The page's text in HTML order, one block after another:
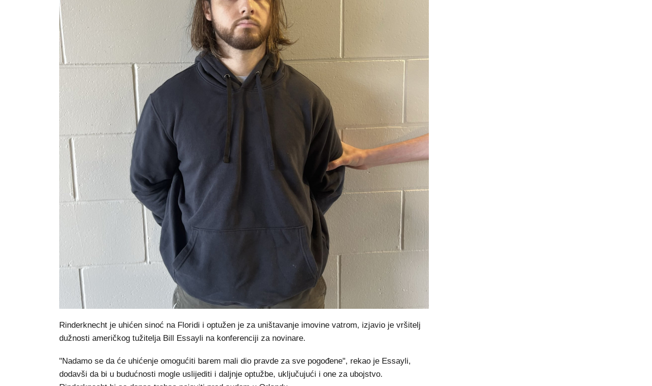
Rinderknecht je uhićen sinoć na Floridi i optužen je za uništavanje imovine vatrom, izjavio je vršitelj
dužnosti američkog tužitelja Bill Essayli na konferenciji za novinare.
"Nadamo se da će uhićenje omogućiti barem mali dio pravde za sve pogođene", rekao je Essayli,
dodavši da bi u budućnosti mogle uslijediti i daljnje optužbe, uključujući i one za ubojstvo.